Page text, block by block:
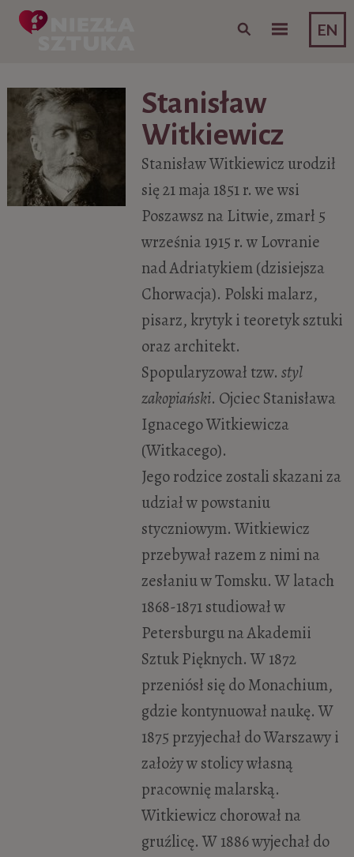
EN
Skip to content
Stanisław
Witkiewicz
Stanisław Witkiewicz urodził
się 21 maja 1851 r. we wsi
Poszawsz na Litwie, zmarł 5
września 1915 r. w Lovranie
nad Adriatykiem (dzisiejsza
Chorwacja). Polski malarz,
pisarz, krytyk i teoretyk sztuki
oraz architekt.
Spopularyzował tzw. styl
zakopiański. Ojciec Stanisława
Ignacego Witkiewicza
(Witkacego).
Jego rodzice zostali skazani za
udział w powstaniu
styczniowym. Witkiewicz
przebywał razem z nimi na
zesłaniu w Tomsku. W latach
1868-1871 studiował w
Petersburgu na Akademii
Sztuk Pięknych. W 1872
przeniósł się do Monachium,
gdzie kontynuował naukę. W
1875 przyjechał do Warszawy i
założy w stolicy własną
pracownię malarską.
Witkiewicz chorował na
gruźlicę. W 1886 wyjechał do